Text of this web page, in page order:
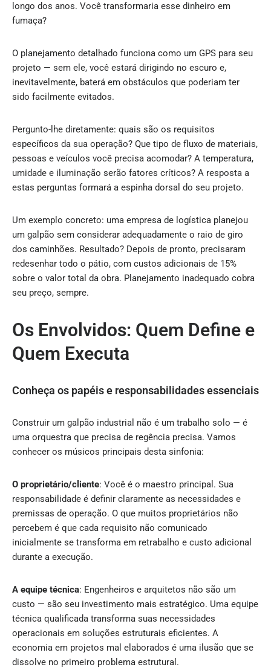
longo dos anos. Você transformaria esse dinheiro em
fumaça?
O planejamento detalhado funciona como um GPS para seu
projeto — sem ele, você estará dirigindo no escuro e,
inevitavelmente, baterá em obstáculos que poderiam ter
sido facilmente evitados.
Pergunto-lhe diretamente: quais são os requisitos
específicos da sua operação? Que tipo de fluxo de materiais,
pessoas e veículos você precisa acomodar? A temperatura,
umidade e iluminação serão fatores críticos? A resposta a
estas perguntas formará a espinha dorsal do seu projeto.
Um exemplo concreto: uma empresa de logística planejou
um galpão sem considerar adequadamente o raio de giro
dos caminhões. Resultado? Depois de pronto, precisaram
redesenhar todo o pátio, com custos adicionais de 15%
sobre o valor total da obra. Planejamento inadequado cobra
seu preço, sempre.
Os Envolvidos: Quem Define e
Quem Executa
Conheça os papéis e responsabilidades essenciais
Construir um galpão industrial não é um trabalho solo — é
uma orquestra que precisa de regência precisa. Vamos
conhecer os músicos principais desta sinfonia:
O proprietário/cliente: Você é o maestro principal. Sua
responsabilidade é definir claramente as necessidades e
premissas de operação. O que muitos proprietários não
percebem é que cada requisito não comunicado
inicialmente se transforma em retrabalho e custo adicional
durante a execução.
A equipe técnica: Engenheiros e arquitetos não são um
custo — são seu investimento mais estratégico. Uma equipe
técnica qualificada transforma suas necessidades
operacionais em soluções estruturais eficientes. A
economia em projetos mal elaborados é uma ilusão que se
dissolve no primeiro problema estrutural.